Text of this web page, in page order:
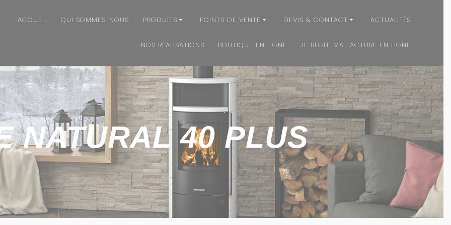
ACCUEIL QUI SOMMES-NOUS PRODUITS POINTS DE VENTE DEVIS & CONTACT ACTUALITÉS
NOS RÉALISATIONS BOUTIQUE EN LIGNE JE RÉGLE MA FACTURE EN LIGNE
NATURAL 40 PLUS